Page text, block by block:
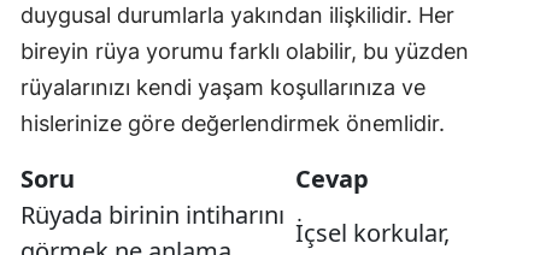
duygusal durumlarla yakından ilişkilidir. Her
bireyin rüya yorumu farklı olabilir, bu yüzden
rüyalarınızı kendi yaşam koşullarınıza ve
hislerinize göre değerlendirmek önemlidir.
Soru
Cevap
Rüyada birinin intiharını
İçsel korkular,